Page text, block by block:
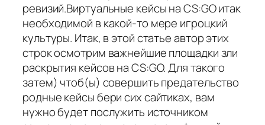
ревизий.Виртуальные кейсы на CS:GO итак
необходимой в какой-то мере игроцкий
культуры. Итак, в этой статье автор этих
строк осмотрим важнейшие площадки зли
раскрытия кейсов на CS:GO. Для такого
затем) чтоб(ы) совершить предательство
родные кейсы бери сих сайтиках, вам
нужно будет послужить источником